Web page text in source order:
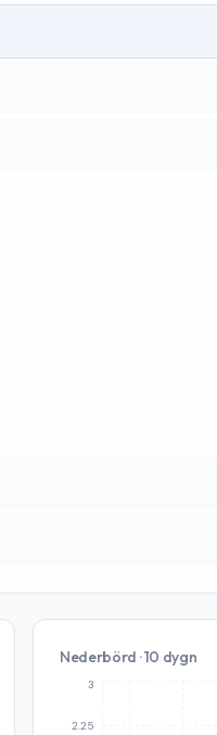
Nederbörd · 10 dygn
2.25
3